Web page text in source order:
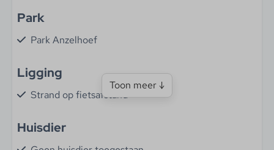
Park
Park Anzelhoef
Ligging
Strand op fietsafstand
Huisdier
Toon meer ↓